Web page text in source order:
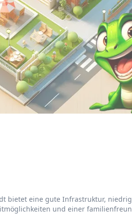
bietet eine gute Infrastruktur,
und einer